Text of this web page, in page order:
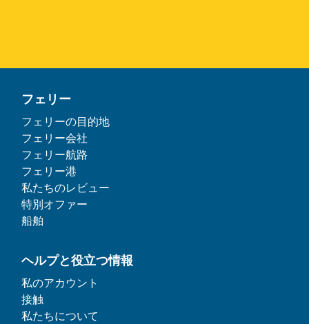
フェリー
フェリーの目的地
フェリー会社
フェリー航路
フェリー港
私たちのレビュー
特別オファー
船舶
ヘルプと役立つ情報
私のアカウント
接触
私たちについて